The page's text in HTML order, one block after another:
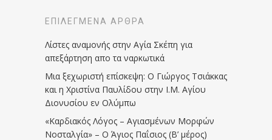
ΕΠΙΛΕΓΜΈΝΑ ΆΡΘΡΑ
Λίστες αναμονής στην Αγία Σκέπη για
απεξάρτηση απο τα ναρκωτικά
Μια ξεχωριστή επίσκεψη: Ο Γιώργος Τσιάκκας
και η Χριστίνα Παυλίδου στην Ι.Μ. Αγίου
Διονυσίου εν Ολύμπω
«Καρδιακός Λόγος – Αγιασμένων Μορφών
Νοσταλγία» – Ο Άγιος Παΐσιος (Β’ μέρος)